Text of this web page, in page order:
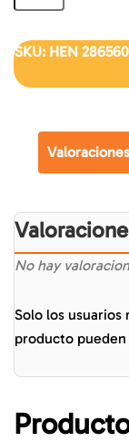
SKU: HEN
No hay
Solo los
producto